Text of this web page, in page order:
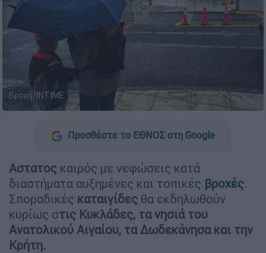
Βροχή/ΙΝΤΙΜΕ
Προσθέστε το ΕΘΝΟΣ στη Google
Αστατος καιρός με νεφώσεις κατά
διαστήματα αυξημένες και τοπικές βροχές.
Σποραδικές καταιγίδες θα εκδηλωθούν
κυρίως στις Κυκλάδες, τα νησιά του
Ανατολικού Αιγαίου, τα Δωδεκάνησα και την
Κρήτη.